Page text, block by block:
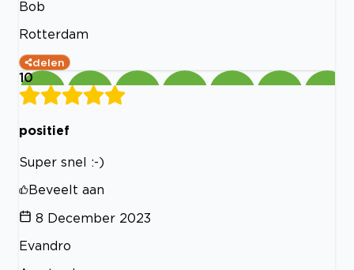
Bob
Rotterdam
delen
10
positief
Super snel :-)
Beveelt aan
8 December 2023
Evandro